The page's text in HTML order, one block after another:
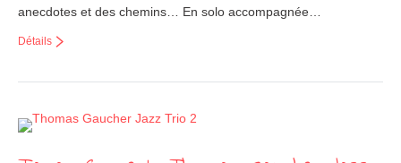
anecdotes et des chemins… En solo accompagnée…
Détails